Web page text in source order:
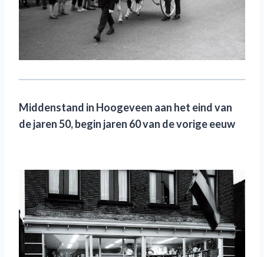
Middenstand in Hoogeveen aan het eindvan
dejaren 50,begin jaren 60 van de vorige eeuw